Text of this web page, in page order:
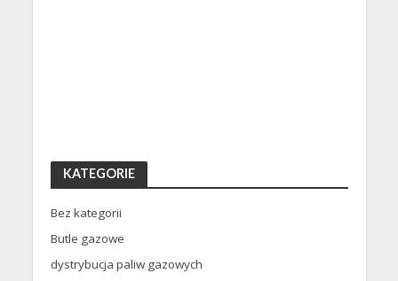
KATEGORIE
Bez kategorii
Butle gazowe
dystrybucja paliw gazowych